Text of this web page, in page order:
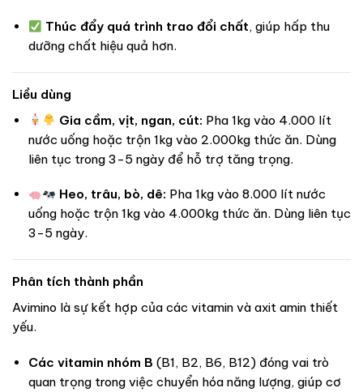
Thúc đẩy quá trình trao đổi chất, giúp hấp thu
dưỡng chất hiệu quả hơn.
Liều dùng
Gia cầm, vịt, ngan, cút: Pha 1kg vào 4.000 lít
nước uống hoặc trộn 1kg vào 2.000kg thức ăn. Dùng
liên tục trong 3-5 ngày để hỗ trợ tăng trọng.
Heo, trâu, bò, dê: Pha 1kg vào 8.000 lít nước
uống hoặc trộn 1kg vào 4.000kg thức ăn. Dùng liên tục
3-5 ngày.
Phân tích thành phần
Avimino là sự kết hợp của các vitamin và axit amin thiết
yếu.
Các vitamin nhóm B (B1, B2, B6, B12) đóng vai trò
quan trọng trong việc chuyển hóa năng lượng, giúp cơ